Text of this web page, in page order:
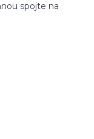
spojte na